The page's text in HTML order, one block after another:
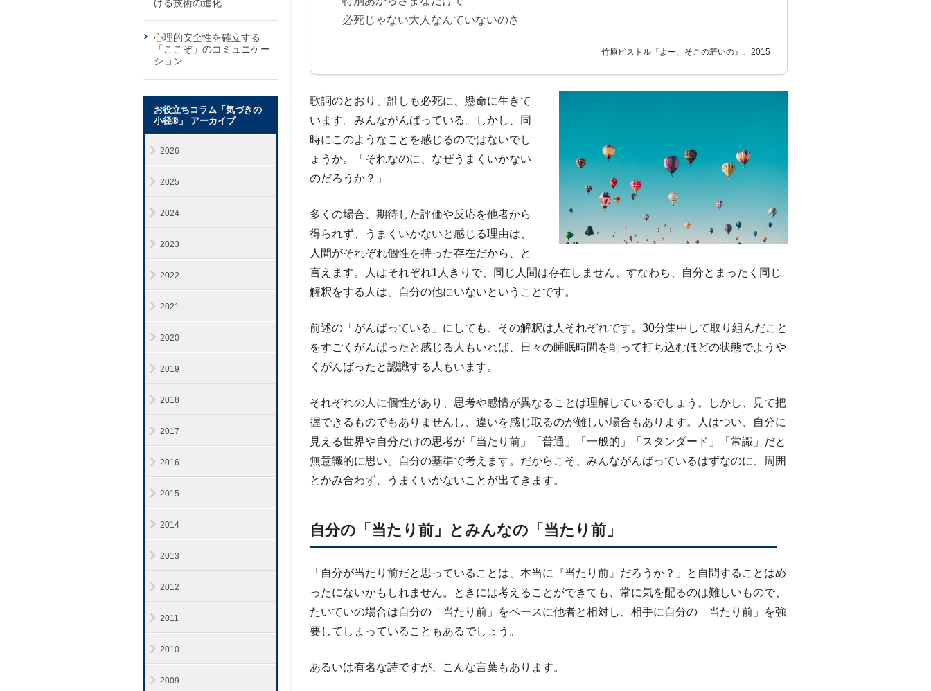
必死じゃない大人なんていないのさ
竹原ピストル『よー、そこの若いの』、2015
歌詞のとおり、誰しも必死に、懸命に生きて
います。みんながんばっている。しかし、同
時にこのようなことを感じるのではないでし
ょうか。「それなのに、なぜうまくいかない
のだろうか？」
多くの場合、期待した評価や反応を他者から
得られず、うまくいかないと感じる理由は、
人間がそれぞれ個性を持った存在だから、と
言えます。人はそれぞれ1人きりで、同じ人間は存在しません。すなわち、自分とまったく同じ
解釈をする人は、自分の他にいないということです。
前述の「がんばっている」にしても、その解釈は人それぞれです。30分集中して取り組んだこと
をすごくがんばったと感じる人もいれば、日々の睡眠時間を削って打ち込むほどの状態でようや
くがんばったと認識する人もいます。
それぞれの人に個性があり、思考や感情が異なることは理解しているでしょう。しかし、見て把
握できるものでもありませんし、違いを感じ取るのが難しい場合もあります。人はつい、自分に
見える世界や自分だけの思考が「当たり前」「普通」「一般的」「スタンダード」「常識」だと
無意識的に思い、自分の基準で考えます。だからこそ、みんながんばっているはずなのに、周囲
とかみ合わず、うまくいかないことが出てきます。
自分の「当たり前」とみんなの「当たり前」
「自分が当たり前だと思っていることは、本当に『当たり前』だろうか？」と自問することはめ
ったにないかもしれません。ときには考えることができても、常に気を配るのは難しいもので、
たいていの場合は自分の「当たり前」をベースに他者と相対し、相手に自分の「当たり前」を強
要してしまっていることもあるでしょう。
あるいは有名な詩ですが、こんな言葉もあります。
ける技術の進化
心理的安全性を確立する
「ここぞ」のコミュニケー
ション
お役立ちコラム「気づきの
小径®」 アーカイブ
2026
2025
2024
2023
2022
2021
2020
2019
2018
2017
2016
2015
2014
2013
2012
2011
2010
2009